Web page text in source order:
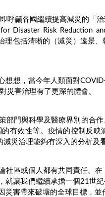
呼籲各國繼續提高減災的「
Disaster Risk Reduction
包括清晰的（減災）遠景
想想，當今年人類面對
災害治理有了更深的體會。
部門與科學及醫療界別的合
有效性等。疫情的控制反
災治理能夠有深入的分析及
社區或個人都有共同責任。
就讓我們繼續承擔一個21世
害帶來破壞的全球目標，並